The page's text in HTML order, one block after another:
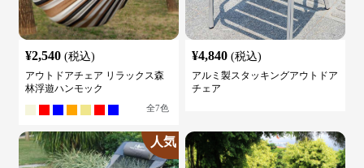
¥2,540 (税込)
アウトドアチェア リラックス森
林浮遊ハンモック
全7色
¥4,840 (税込)
アルミ製スタッキングアウトドア
チェア
人気